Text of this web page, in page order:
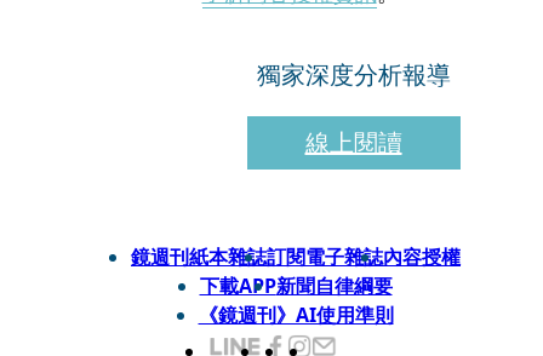
獨家深度分析報導
線上閱讀
鏡週刊紙本雜誌訂閱電子雜誌內容授權
下載APP新聞自律綱要
《鏡週刊》AI使用準則